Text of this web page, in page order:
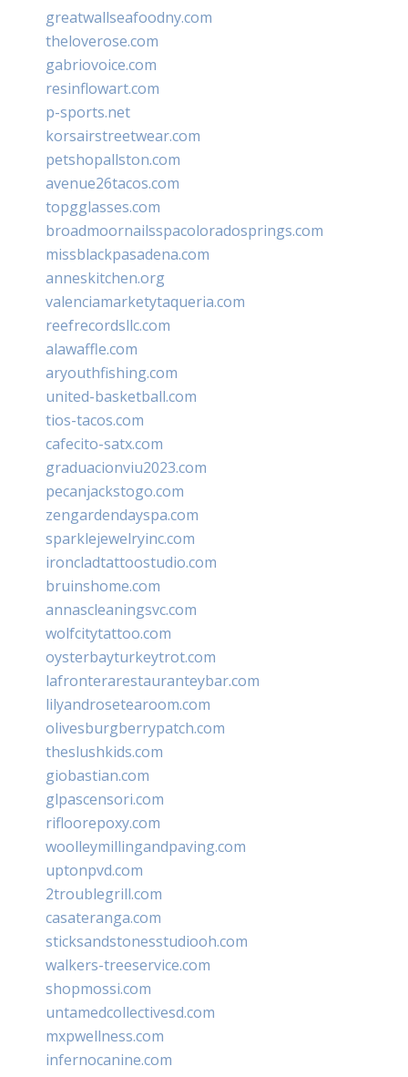
greatwallseafoodny.com
theloverose.com
gabriovoice.com
resinflowart.com
p-sports.net
korsairstreetwear.com
petshopallston.com
avenue26tacos.com
topgglasses.com
broadmoornailsspacoloradosprings.com
missblackpasadena.com
anneskitchen.org
valenciamarketytaqueria.com
reefrecordsllc.com
alawaffle.com
aryouthfishing.com
united-basketball.com
tios-tacos.com
cafecito-satx.com
graduacionviu2023.com
pecanjackstogo.com
zengardendayspa.com
sparklejewelryinc.com
ironcladtattoostudio.com
bruinshome.com
annascleaningsvc.com
wolfcitytattoo.com
oysterbayturkeytrot.com
lafronterarestauranteybar.com
lilyandrosetearoom.com
olivesburgberrypatch.com
theslushkids.com
giobastian.com
glpascensori.com
rifloorepoxy.com
woolleymillingandpaving.com
uptonpvd.com
2troublegrill.com
casateranga.com
sticksandstonesstudiooh.com
walkers-treeservice.com
shopmossi.com
untamedcollectivesd.com
mxpwellness.com
infernocanine.com